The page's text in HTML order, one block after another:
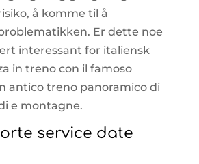
å komme til å
Er dette noe
interessant for italiensk
in treno con il famoso
antico treno panoramico di
e montagne.
service date